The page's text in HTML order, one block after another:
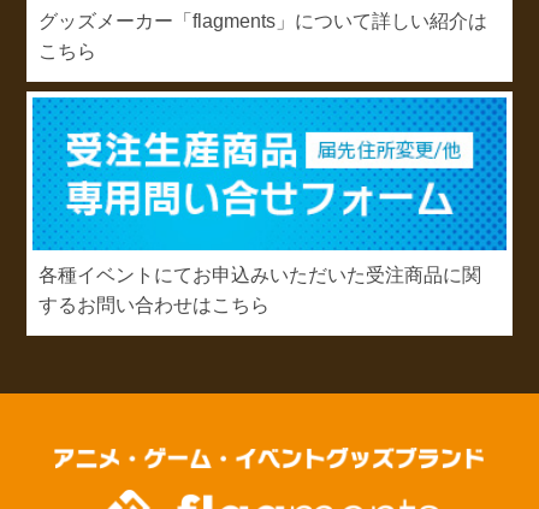
グッズメーカー「flagments」について詳しい紹介は
こちら
各種イベントにてお申込みいただいた受注商品に関
するお問い合わせはこちら